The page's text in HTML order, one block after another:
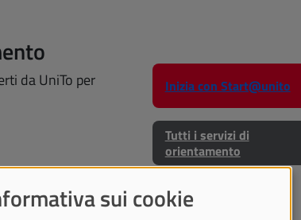
da UniTo per
Inizia con Start@unito
Tutti i servizi di
orientamento
sui cookie